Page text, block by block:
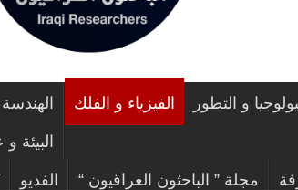
و التطور الفيزياء و الفلك
البيئة
مجلة ” الباحثون العراقيون “ الفديو